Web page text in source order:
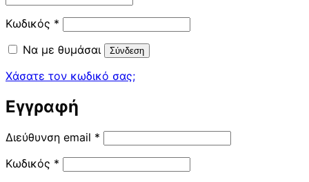
Κωδικός *
Να με θυμάσαι
Σύνδεση
Χάσατε τον κωδικό σας;
Εγγραφή
Διεύθυνση email *
Κωδικός *